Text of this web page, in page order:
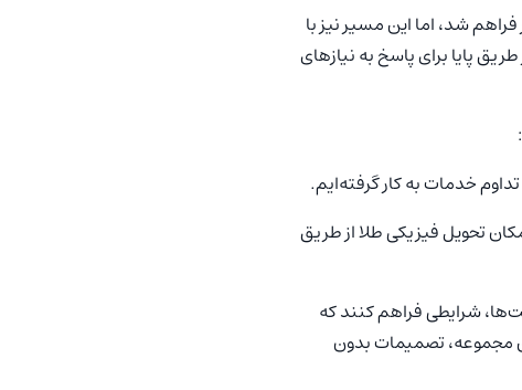
شد، اما این مسیر نیز با
پایا برای پاسخ به نیازهای
خدمات به کار گرفته‌ایم.
تحویل فیزیکی طلا از طریق
شرایطی فراهم کنند که
مجموعه، تصمیمات بدون